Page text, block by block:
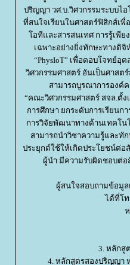
ปริญญา วศ.บ.วิศวกรรมระบบไ
ที่สนใจเรียนในศาสตร์ฟิสิกส์เ
อทีและสารสนเทศ การรู้เพีย
เฉพาะอย่างยิ่งทักษะทางดิ
“PhysIoT” เพื่อตอบโจทย์
วิศวกรรมศาสตร์ อันเป็นศาส
สามารถบูรณาการองค์
“คณะวิศวกรรมศาสตร์ สจล.ตั้
การศึกษา ยกระดับการเรียนก
การวิจัยพัฒนาทางด้านเทคโ
สามารถนำวิชาความรู้และทั
ประยุกต์ใช้ให้เกิดประโยชน์ต่อ
ผู้นำ มีความรับผิดชอบต่อ
ผู้สนใจสอบถามข้อมูล
ได้ที่โท
3. หลักสู
4. หลักสูตรสองปริญญา